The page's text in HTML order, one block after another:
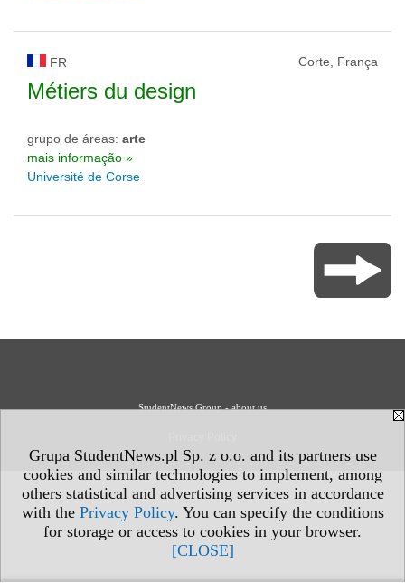
Grupa StudentNews.pl Sp. z o.o. and its partners use
cookies and similar technologies to implement, among
others statistical and advertising services in accordance
with the Privacy Policy. You can specify the conditions
for storage or access to cookies in your browser.
[CLOSE]
FR Corte, França
Métiers du design
grupo de áreas: arte
mais informação »
Université de Corse
StudentNews Group - about us